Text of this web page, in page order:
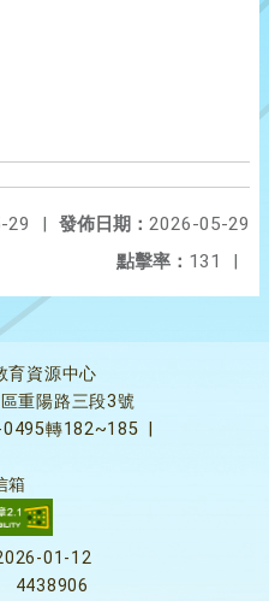
發佈日期： 2026-05-29
29
|
點擊率： 131 |
育資源中心
重陽路三段3號
轉182~185
箱
01-12
4438906